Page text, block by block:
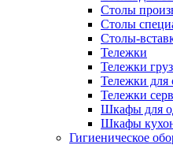
Столы
Столы
Столы-
Тележки
Тележки
Тележки для
Тележки
Шкафы для
Шкафы
Гигиеническое